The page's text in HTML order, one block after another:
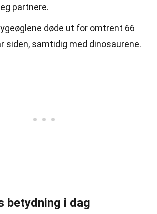
partnere.
døde ut for omtrent 66
siden, samtidig med dinosaurene.
betydning i dag